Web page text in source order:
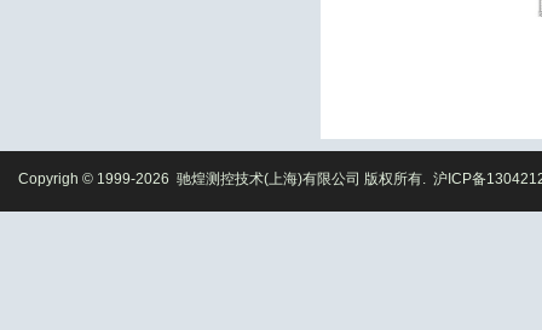
Copyrigh © 1999-2026 驰煌测控技术(上海)有限公司 版权所有. 沪ICP备